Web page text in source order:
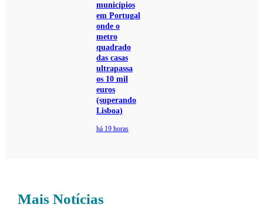
municípios
em Portugal
onde o
metro
quadrado
das casas
ultrapassa
os 10 mil
euros
(superando
Lisboa)
há 19 horas
Mais Notícias